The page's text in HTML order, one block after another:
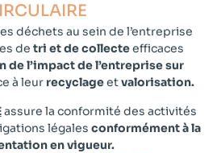
déchets au sein de l’entreprise
de tri et de collecteefficaces
de l’impact de l’entreprise sur
à leur recyclageetvalorisation.
assure la conformité des activités
légales conformément à la
en vigueur.